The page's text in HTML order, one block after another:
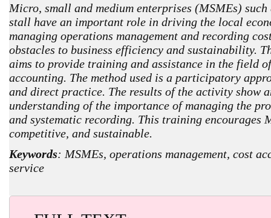
Micro, small and medium enterprises (MSMEs)
stall have an important role in driving the local
managing operations management and recording
obstacles to business efficiency and sustainability.
aims to provide training and assistance in the field
accounting. The method used is a participatory
and direct practice. The results of the activity show
understanding of the importance of managing the
and systematic recording. This training encourages
competitive, and sustainable.
Keywords: MSMEs, operations management, cost
service